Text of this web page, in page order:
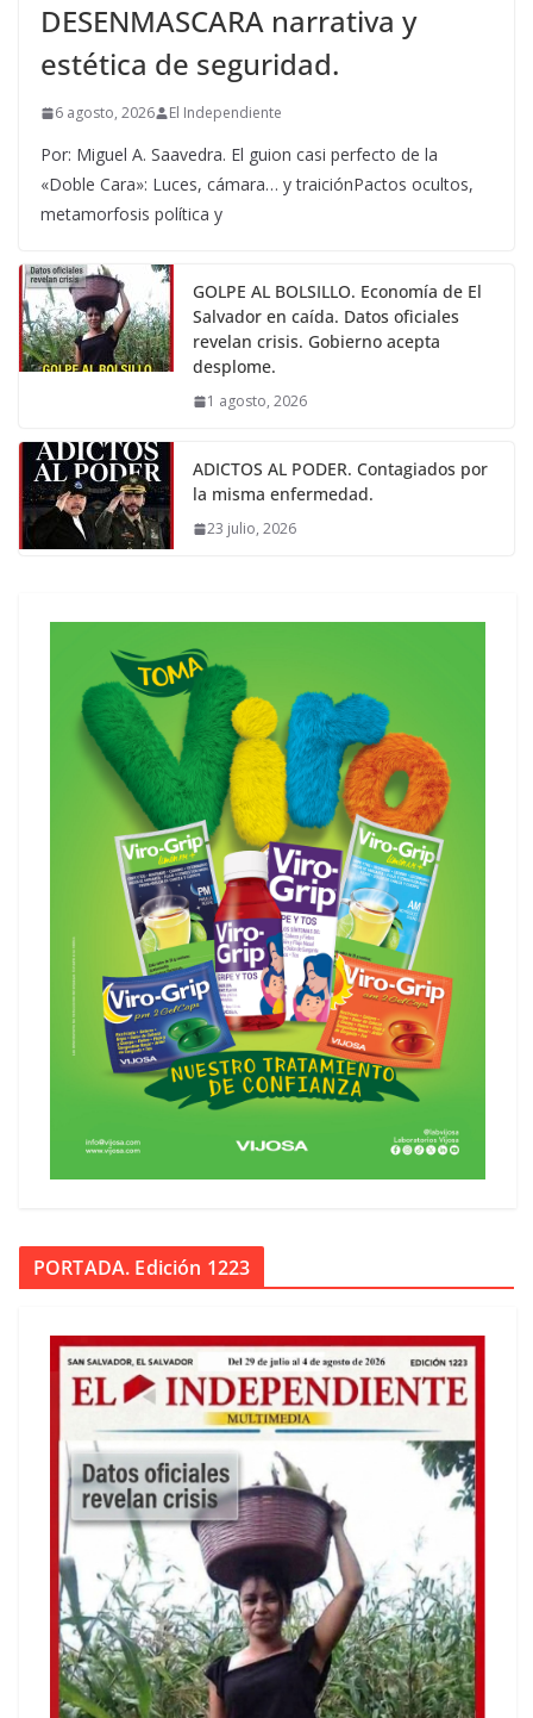
DESENMASCARA narrativa y
estética de seguridad.
6 agosto, 2026 El Independiente
Por: Miguel A. Saavedra. El guion casi perfecto de la
«Doble Cara»: Luces, cámara… y traiciónPactos ocultos,
metamorfosis política y
GOLPE AL BOLSILLO. Economía de El
Salvador en caída. Datos oficiales
revelan crisis. Gobierno acepta
desplome.
1 agosto, 2026
ADICTOS AL PODER. Contagiados por
la misma enfermedad.
23 julio, 2026
PORTADA. Edición 1223